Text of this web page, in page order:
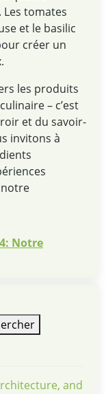
tomates
et le basilic
créer un
les produits
– c’est
et du savoir-
invitons à
Notre
and